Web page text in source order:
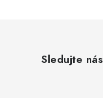
Sledujte